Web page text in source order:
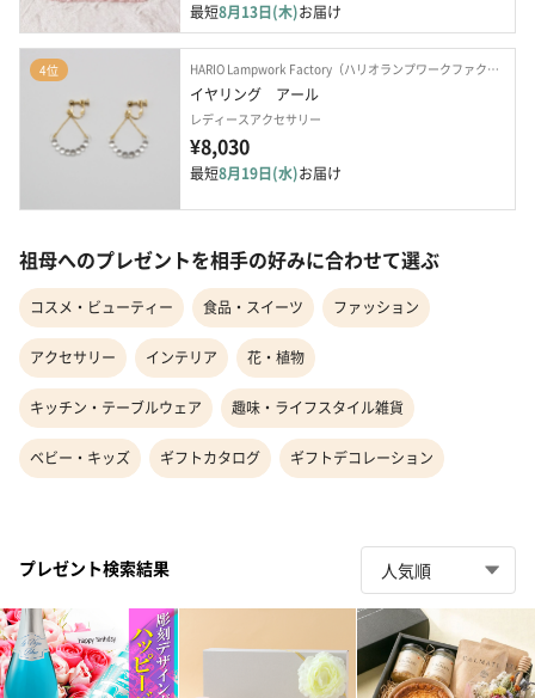
最短8月13日(木)お届け
4位 HARIO Lampwork Factory（ハリオランプワークファクトリー）
イヤリング　アール
レディースアクセサリー
¥8,030
最短8月19日(水)お届け
祖母へのプレゼントを相手の好みに合わせて選ぶ
コスメ・ビューティー 食品・スイーツ ファッション
アクセサリー インテリア 花・植物
キッチン・テーブルウェア 趣味・ライフスタイル雑貨
ベビー・キッズ ギフトカタログ ギフトデコレーション
プレゼント検索結果